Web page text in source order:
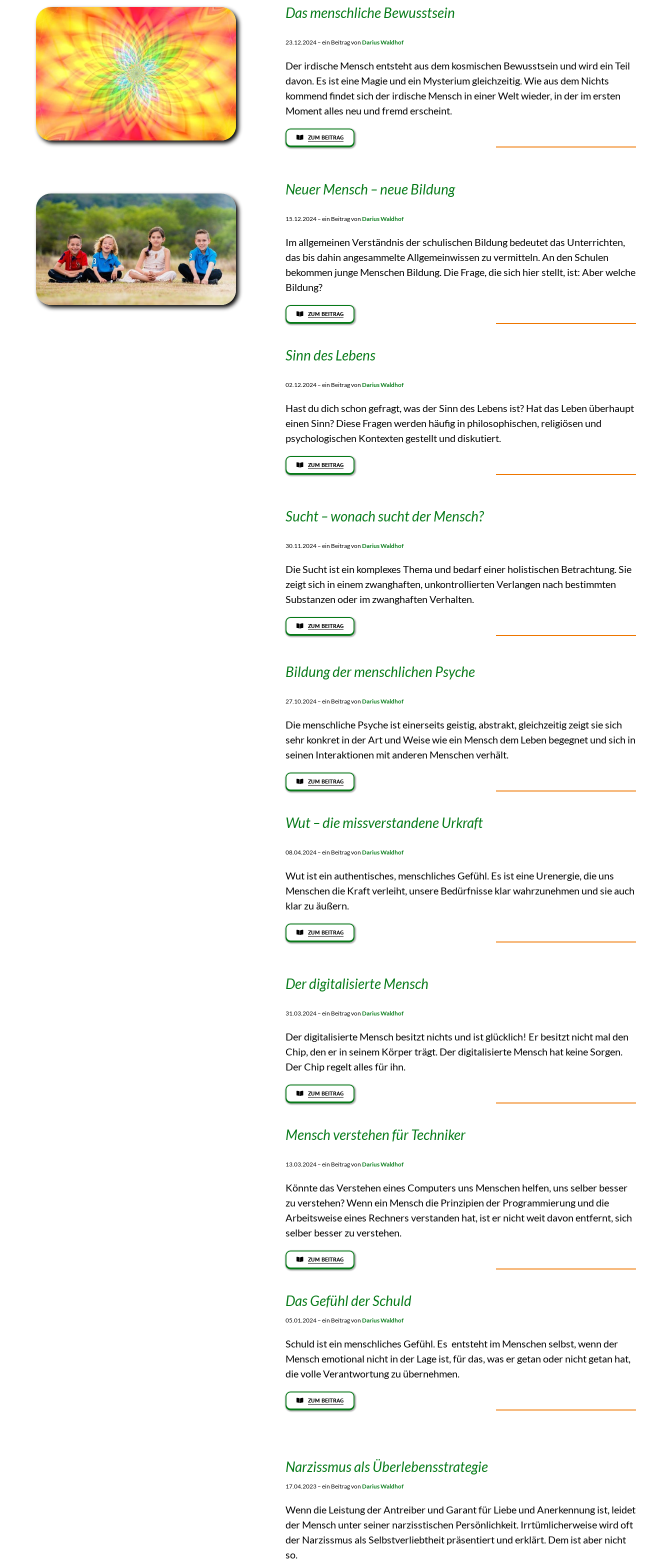
Das menschliche Bewusstsein
23.12.2024 – ein Beitrag vonDarius Waldhof
Der irdische Mensch entsteht aus dem kosmischen Bewusstsein und wird ein Teil
davon. Es ist eine Magie und ein Mysterium gleichzeitig. Wie aus dem Nichts
kommend findet sich der irdische Mensch in einer Welt wieder, in der im ersten
Moment alles neu und fremd erscheint.
ZUM BEITRAG
Neuer Mensch – neue Bildung
15.12.2024 – ein Beitrag vonDarius Waldhof
Im allgemeinen Verständnis der schulischen Bildung bedeutet das Unterrichten,
das bis dahin angesammelte Allgemeinwissen zu vermitteln. An den Schulen
bekommen junge Menschen Bildung. Die Frage, die sich hier stellt, ist: Aber welche
Bildung?
ZUM BEITRAG
Sinn des Lebens
02.12.2024 – ein Beitrag vonDarius Waldhof
Hast du dich schon gefragt, was der Sinn des Lebens ist? Hat das Leben überhaupt
einen Sinn? Diese Fragen werden häufig in philosophischen, religiösen und
psychologischen Kontexten gestellt und diskutiert.
ZUM BEITRAG
Sucht – wonach sucht der Mensch?
30.11.2024 – ein Beitrag vonDarius Waldhof
Die Sucht ist ein komplexes Thema und bedarf einer holistischen Betrachtung. Sie
zeigt sich in einem zwanghaften, unkontrollierten Verlangen nach bestimmten
Substanzen oder im zwanghaften Verhalten.
ZUM BEITRAG
Bildung der menschlichen Psyche
27.10.2024 – ein Beitrag vonDarius Waldhof
Die menschliche Psyche ist einerseits geistig, abstrakt, gleichzeitig zeigt sie sich
sehr konkret in der Art und Weise wie ein Mensch dem Leben begegnet und sich in
seinen Interaktionen mit anderen Menschen verhält.
ZUM BEITRAG
Wut – die missverstandene Urkraft
08.04.2024 – ein Beitrag vonDarius Waldhof
Wut ist ein authentisches, menschliches Gefühl. Es ist eine Urenergie, die uns
Menschen die Kraft verleiht, unsere Bedürfnisse klar wahrzunehmen und sie auch
klar zu äußern.
ZUM BEITRAG
Der digitalisierte Mensch
31.03.2024 – ein Beitrag vonDarius Waldhof
Der digitalisierte Mensch besitzt nichts und ist glücklich! Er besitzt nicht mal den
Chip, den er in seinem Körper trägt. Der digitalisierte Mensch hat keine Sorgen.
Der Chip regelt alles für ihn.
ZUM BEITRAG
Mensch verstehen für Techniker
13.03.2024 – ein Beitrag vonDarius Waldhof
Könnte das Verstehen eines Computers uns Menschen helfen, uns selber besser
zu verstehen? Wenn ein Mensch die Prinzipien der Programmierung und die
Arbeitsweise eines Rechners verstanden hat, ist er nicht weit davon entfernt, sich
selber besser zu verstehen.
ZUM BEITRAG
Das Gefühl der Schuld
05.01.2024 – ein Beitrag vonDarius Waldhof
Schuld ist ein menschliches Gefühl. Es entsteht im Menschen selbst, wenn der
Mensch emotional nicht in der Lage ist, für das, was er getan oder nicht getan hat,
die volle Verantwortung zu übernehmen.
ZUM BEITRAG
Narzissmus als Überlebensstrategie
17.04.2023 – ein Beitrag vonDarius Waldhof
Wenn die Leistung der Antreiber und Garant für Liebe und Anerkennung ist, leidet
der Mensch unter seiner narzisstischen Persönlichkeit. Irrtümlicherweise wird oft
der Narzissmus als Selbstverliebtheit präsentiert und erklärt. Dem ist aber nicht
so.